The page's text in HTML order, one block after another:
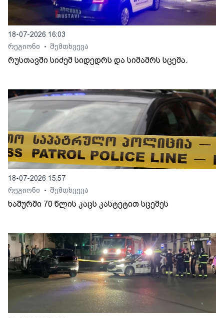
18-07-2026 16:03
რეგიონი
• შემთხვევა
რუსთავში სიძემ სიდედრს და სიმამრს სცემა.
18-07-2026 15:57
რეგიონი
• შემთხვევა
ხაშურში 70 წლის კაცს კასტეტით სცემეს